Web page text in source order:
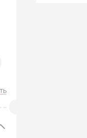
свой